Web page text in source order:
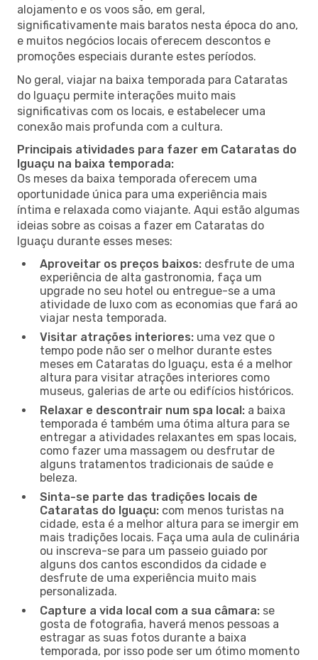
alojamento e os voos são, em geral,
significativamente mais baratos nesta época do ano,
e muitos negócios locais oferecem descontos e
promoções especiais durante estes períodos.
No geral, viajar na baixa temporada para Cataratas
do Iguaçu permite interações muito mais
significativas com os locais, e estabelecer uma
conexão mais profunda com a cultura.
Principais atividades para fazer em Cataratas do
Iguaçu na baixa temporada:
Os meses da baixa temporada oferecem uma
oportunidade única para uma experiência mais
íntima e relaxada como viajante. Aqui estão algumas
ideias sobre as coisas a fazer em Cataratas do
Iguaçu durante esses meses:
Aproveitar os preços baixos: desfrute de uma
experiência de alta gastronomia, faça um
upgrade no seu hotel ou entregue-se a uma
atividade de luxo com as economias que fará ao
viajar nesta temporada.
Visitar atrações interiores: uma vez que o
tempo pode não ser o melhor durante estes
meses em Cataratas do Iguaçu, esta é a melhor
altura para visitar atrações interiores como
museus, galerias de arte ou edifícios históricos.
Relaxar e descontrair num spa local: a baixa
temporada é também uma ótima altura para se
entregar a atividades relaxantes em spas locais,
como fazer uma massagem ou desfrutar de
alguns tratamentos tradicionais de saúde e
beleza.
Sinta-se parte das tradições locais de
Cataratas do Iguaçu: com menos turistas na
cidade, esta é a melhor altura para se imergir em
mais tradições locais. Faça uma aula de culinária
ou inscreva-se para um passeio guiado por
alguns dos cantos escondidos da cidade e
desfrute de uma experiência muito mais
personalizada.
Capture a vida local com a sua câmara: se
gosta de fotografia, haverá menos pessoas a
estragar as suas fotos durante a baixa
temporada, por isso pode ser um ótimo momento